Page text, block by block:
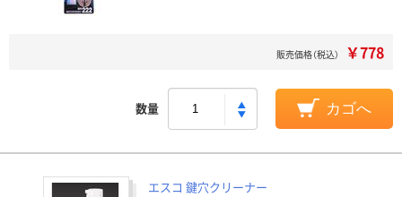
販売価格（税込） ￥778
数量 カゴへ
エスコ 鍵穴クリーナー